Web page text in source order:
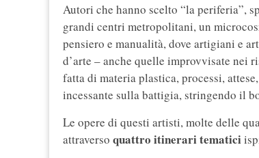
Autori che hanno scelto “la periferia”,
grandi centri metropolitani, un
pensiero e manualità, dove artigiani e
d’arte – anche quelle improvvisate nei
fatta di materia plastica, processi,
incessante sulla battigia, stringendo il
Le opere di questi artisti, molte delle
attraverso quattro itinerari tematici